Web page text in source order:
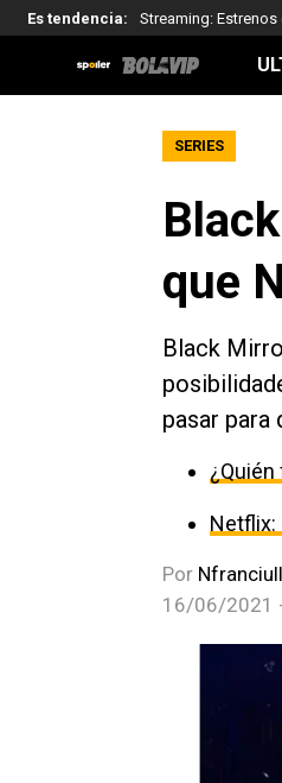
Es tendencia: Streaming: Estrenos
SERIES
que
Black
pasar para
Netflix:
Por
16/06/2021